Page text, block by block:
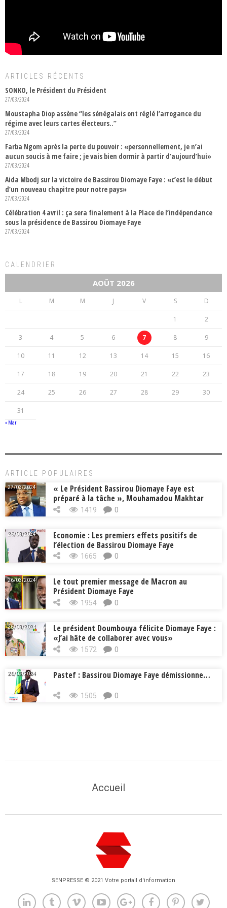
ARTICLES RÉCENTS
SONKO, le Président du Président
27/03/2024
Moustapha Diop assène “les sénégalais ont réglé l’arrogance du
régime avec leurs cartes électeurs..”
27/03/2024
Farba Ngom après la perte du pouvoir : «personnellement, je n’ai
aucun soucis à me faire ; je vais bien dormir à partir d’aujourd’hui»
27/03/2024
Aida Mbodj sur la victoire de Bassirou Diomaye Faye : «c’est le début
d’un nouveau chapitre pour notre pays»
27/03/2024
Célébration 4 avril : ça sera finalement à la Place de l’indépendance
sous la présidence de Bassirou Diomaye Faye
27/03/2024
CALENDRIER
AOÛT 2026
L M M J V S D
1 2
3 4 5 6 7 8 9
10 11 12 13 14 15 16
17 18 19 20 21 22 23
24 25 26 27 28 29 30
31
« Mar
ARTICLE POPULAIRES
27/03/2024
« Le Président Bassirou Diomaye Faye est
préparé à la tâche », Mouhamadou Makhtar
Cissé, Min. Intérieur
1419 0
26/03/2024
Economie : Les premiers effets positifs de
l’élection de Bassirou Diomaye Faye
1665 0
26/03/2024
Le tout premier message de Macron au
Président Diomaye Faye
1954 0
26/03/2024
Le président Doumbouya félicite Diomaye Faye :
«J’ai hâte de collaborer avec vous»
1572 0
26/03/2024 Pastef : Bassirou Diomaye Faye démissionne…
1505 0
Accueil
SENPRESSE © 2021 Votre portail d'information